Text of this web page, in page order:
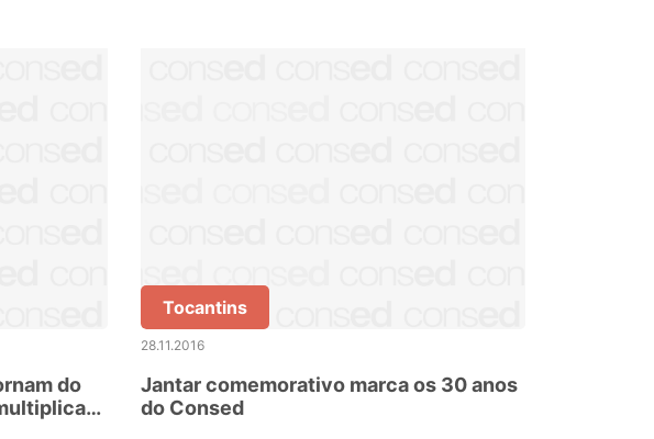
do
Tocantins
28.11.2016
Jantar comemorativo marca os 30 anos
do Consed